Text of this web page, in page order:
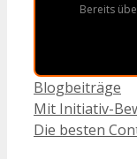
Bereits
Kategorien
Blogbeiträge
Mit Initiativ-
Die besten